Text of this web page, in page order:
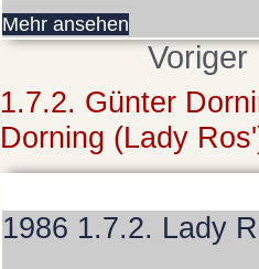
Mehr ansehen
Voriger
1.7.2. Günter
Dorning (Lady
1986 1.7.2. Lady